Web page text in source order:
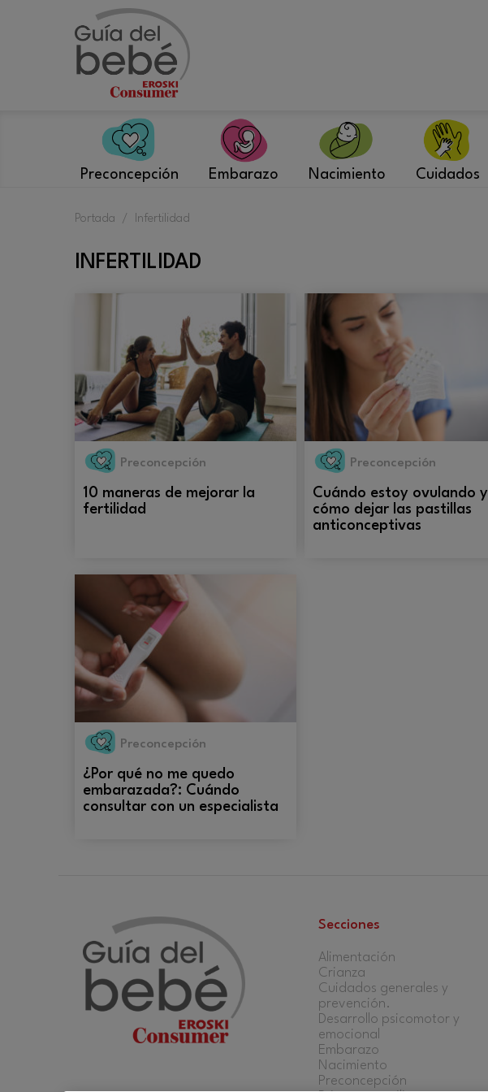
Preconcepción Embarazo Nacimiento Cuidados
Portada / Infertilidad
INFERTILIDAD
Preconcepción
10 maneras de mejorar la
fertilidad
Preconcepción
Cuándo estoy ovulando y
cómo dejar las pastillas
anticonceptivas
Preconcepción
¿Por qué no me quedo
embarazada?: Cuándo
consultar con un especialista
Secciones
Alimentación
Crianza
Cuidados generales y
prevención.
Desarrollo psicomotor y
emocional
Embarazo
Nacimiento
Preconcepción